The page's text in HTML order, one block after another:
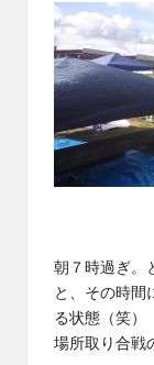
朝７時過ぎ。
と、その時間
る状態（笑）
場所取り合戦